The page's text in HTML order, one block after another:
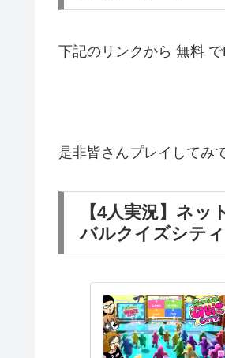
下記のリンクから 無料
是非皆さんプレイしてみ
【4人実況】ネ
バルクイズシティ